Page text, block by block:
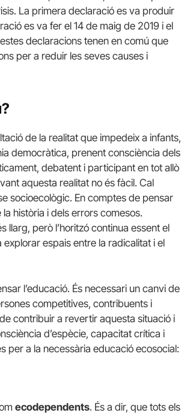
La primera declaració es va produir
es va fer el 14 de maig de 2019 i el
declaracions tenen en comú que
per a reduir les seves causes i
de la realitat que impedeix a infants,
democràtica, prenent consciència dels
debatent i participant en tot allò
aquesta realitat no és fàcil. Cal
socioecològic. En comptes de pensar
història i dels errors comesos.
llarg, però l’horitzó continua essent el
espais entre la radicalitat i el
l’educació. És necessari un canvi de
competitives, contribuents i
contribuir a revertir aquesta situació i
d’espècie, capacitat crítica i
per a la necessària educació ecosocial:
ecodependents. És a dir, que tots els